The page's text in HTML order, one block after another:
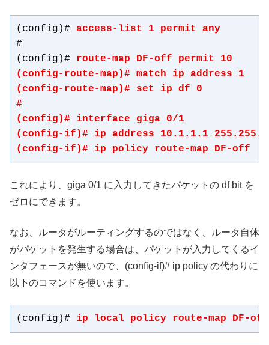
(config)# access-list 1 permit any
#
(config)# route-map DF-off permit 10
(config-route-map)# match ip address 1
(config-route-map)# set ip df 0
#
(config)# interface giga 0/1
(config-if)# ip address 10.1.1.1
(config-if)# ip policy route-map DF-off
これにより、giga 0/1 に入力してきたパケットの df bit を
ゼロにできます。
なお、ルータがルーティングするのではなく、ルータ自体
がパケットを発生する場合は、パケットが入力してくるイ
ンタフェースが無いので、(config-if)# ip policy の代わりに
以下のコマンドを使います。
(config)# ip local policy route-map DF-off